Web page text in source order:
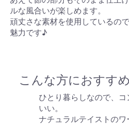
ルな風合いが楽しめます。
頑丈さな素材を使用しているの
魅力です♪
こんな方におすす
ひとり暮らしなので、
いい。
ナチュラルテイストのワ